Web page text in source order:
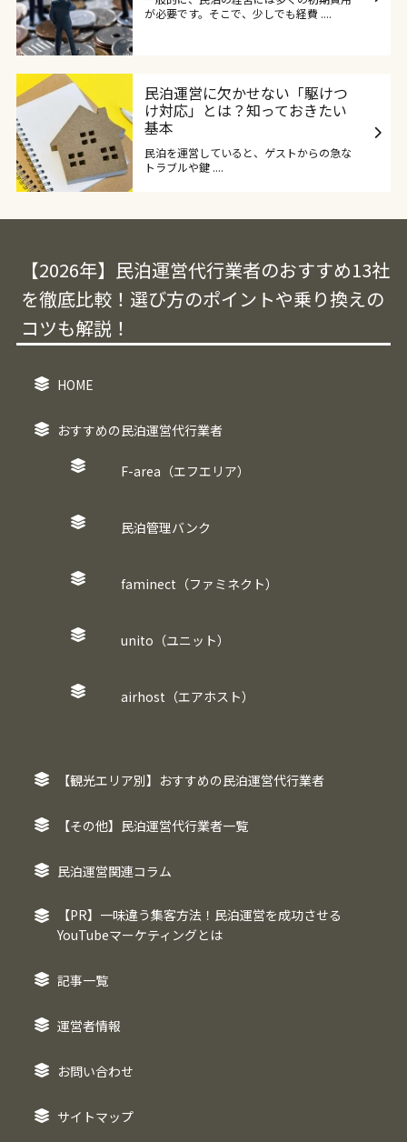
が必要です。そこで、少しでも経費 ....
民泊運営に欠かせない「駆けつ
け対応」とは？知っておきたい
基本
民泊を運営していると、ゲストからの急な
トラブルや鍵 ....
【2026年】民泊運営代行業者のおすすめ13社
を徹底比較！選び方のポイントや乗り換えの
コツも解説！
HOME
おすすめの民泊運営代行業者
F-area（エフエリア）
民泊管理バンク
faminect（ファミネクト）
unito（ユニット）
airhost（エアホスト）
【観光エリア別】おすすめの民泊運営代行業者
【その他】民泊運営代行業者一覧
民泊運営関連コラム
【PR】一味違う集客方法！民泊運営を成功させる
YouTubeマーケティングとは
記事一覧
運営者情報
お問い合わせ
サイトマップ